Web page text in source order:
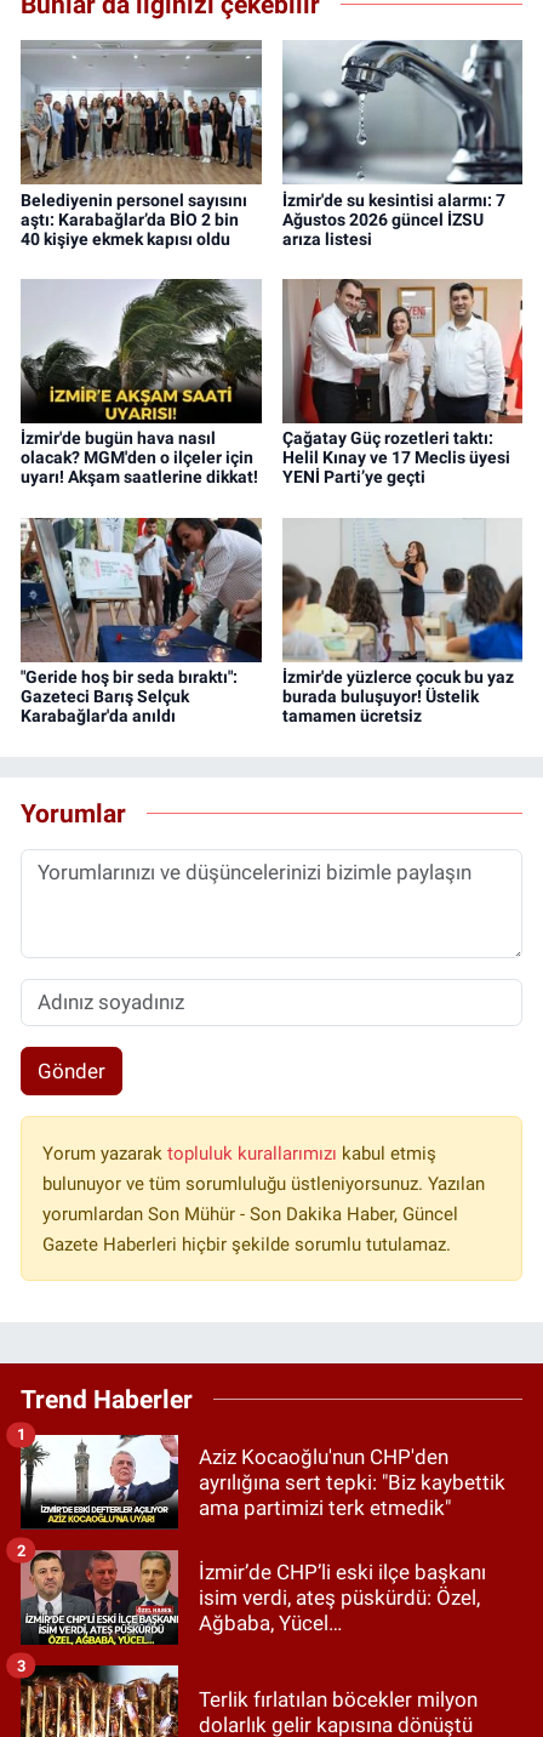
Belediyenin personel sayısını
aştı: Karabağlar’da BİO 2 bin
40 kişiye ekmek kapısı oldu
İzmir'de su kesintisi alarmı: 7
Ağustos 2026 güncel İZSU
arıza listesi
İzmir'de bugün hava nasıl
olacak? MGM'den o ilçeler için
uyarı! Akşam saatlerine dikkat!
Çağatay Güç rozetleri taktı:
Helil Kınay ve 17 Meclis üyesi
YENİ Parti’ye geçti
"Geride hoş bir seda bıraktı":
Gazeteci Barış Selçuk
Karabağlar'da anıldı
İzmir'de yüzlerce çocuk bu yaz
burada buluşuyor! Üstelik
tamamen ücretsiz
Yorumlar
Gönder
Yorum yazarak topluluk kurallarımızı kabul etmiş
bulunuyor ve tüm sorumluluğu üstleniyorsunuz. Yazılan
yorumlardan Son Mühür - Son Dakika Haber, Güncel
Gazete Haberleri hiçbir şekilde sorumlu tutulamaz.
Trend Haberler
Aziz Kocaoğlu'nun CHP'den
ayrılığına sert tepki: "Biz kaybettik
ama partimizi terk etmedik"
1
İzmir’de CHP’li eski ilçe başkanı
isim verdi, ateş püskürdü: Özel,
Ağbaba, Yücel…
2
Terlik fırlatılan böcekler milyon
dolarlık gelir kapısına dönüştü
3